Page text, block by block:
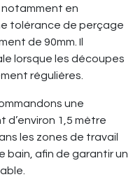
en
tolérance de perçage
de 90mm. Il
lorsque les découpes
régulières.
une
1,5 mètre
les zones de travail
bain, afin de garantir un